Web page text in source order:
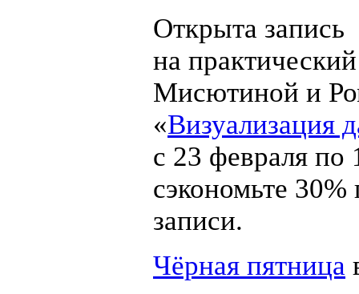
Открыта запись
на
Мисютиной и
«Визуализация
с 23 февраля
сэкономьте
записи.
Чёрная пятница